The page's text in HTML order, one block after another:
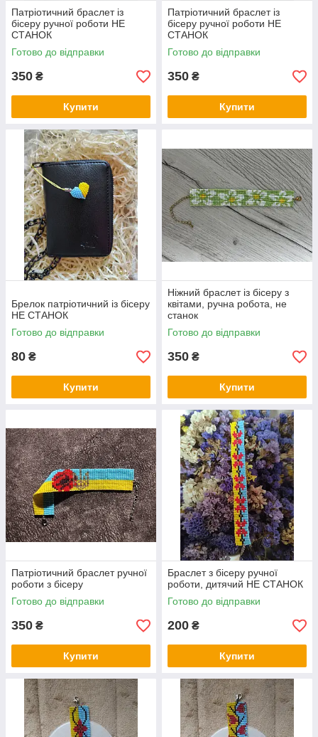
Патріотичний браслет із
бісеру ручної роботи НЕ
СТАНОК
Готово до відправки
350 ₴
Купити
Патріотичний браслет із
бісеру ручної роботи НЕ
СТАНОК
Готово до відправки
350 ₴
Купити
Брелок патріотичний із бісеру
НЕ СТАНОК
Готово до відправки
80 ₴
Купити
Ніжний браслет із бісеру з
квітами, ручна робота, не
станок
Готово до відправки
350 ₴
Купити
Патріотичний браслет ручної
роботи з бісеру
Готово до відправки
350 ₴
Купити
Браслет з бісеру ручної
роботи, дитячий НЕ СТАНОК
Готово до відправки
200 ₴
Купити